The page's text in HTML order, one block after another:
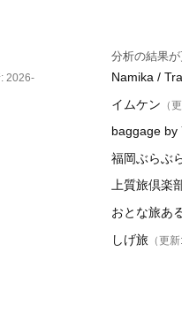
: 2026-
分析の結果が
Namika /
イムケン （
baggage by
福岡ぶらぶ
上質旅倶楽
おとな旅あ
しげ旅（更新